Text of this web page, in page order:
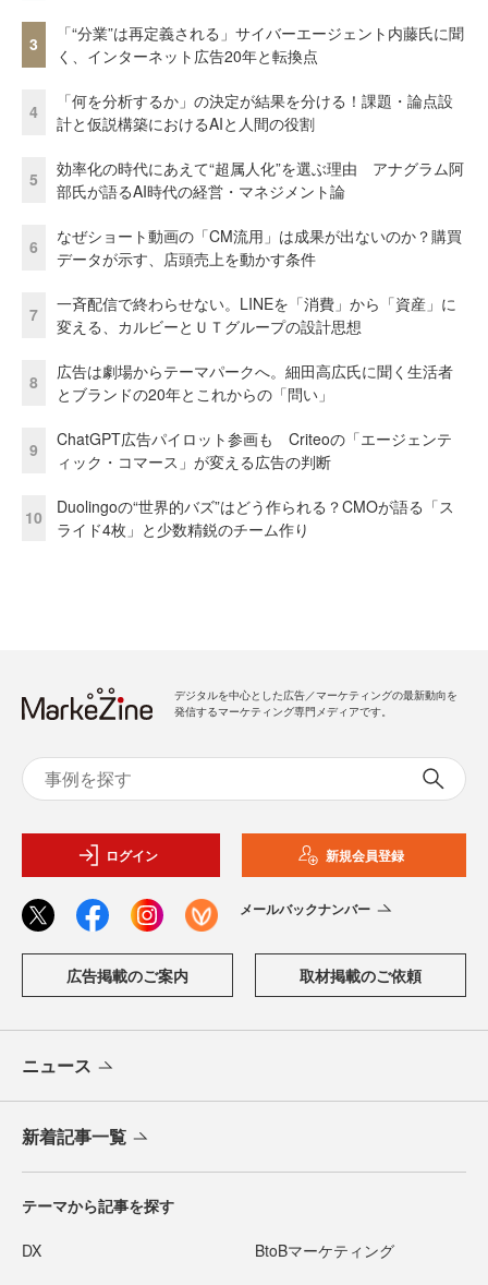
3
「“分業”は再定義される」サイバーエージェント内藤氏に聞
く、インターネット広告20年と転換点
4
「何を分析するか」の決定が結果を分ける！課題・論点設
計と仮説構築におけるAIと人間の役割
5
効率化の時代にあえて“超属人化”を選ぶ理由 アナグラム阿
部氏が語るAI時代の経営・マネジメント論
6
なぜショート動画の「CM流用」は成果が出ないのか？購買
データが示す、店頭売上を動かす条件
7
一斉配信で終わらせない。LINEを「消費」から「資産」に
変える、カルビーとＵＴグループの設計思想
8
広告は劇場からテーマパークへ。細田高広氏に聞く生活者
とブランドの20年とこれからの「問い」
9
ChatGPT広告パイロット参画も Criteoの「エージェンテ
ィック・コマース」が変える広告の判断
10
Duolingoの“世界的バズ”はどう作られる？CMOが語る「ス
ライド4枚」と少数精鋭のチーム作り
デジタルを中心とした広告／マーケティングの最新動向を
発信するマーケティング専門メディアです。
ログイン 新規会員登録
メールバックナンバー
広告掲載のご案内 取材掲載のご依頼
ニュース
新着記事一覧
テーマから記事を探す
DX BtoBマーケティング